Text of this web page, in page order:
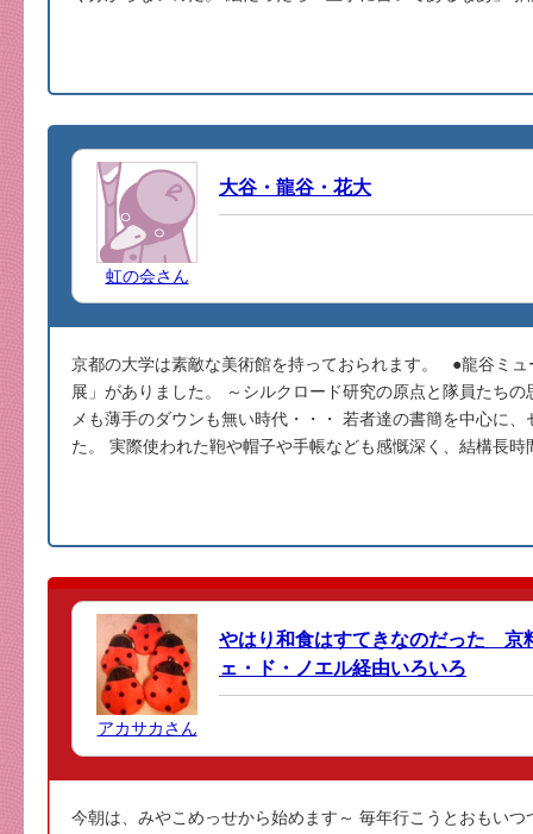
虹の会さん
大谷・龍谷・花大
京都の大学は素敵な美術館を持っておられます。 ●龍谷ミ
展」がありました。 ～シルクロード研究の原点と隊員たち
メも薄手のダウンも無い時代・・・ 若者達の書簡を中心に
た。 実際使われた鞄や帽子や手帳なども感慨深く、結構長時
アカサカさん
やはり和食はすてきなのだった 京
ェ・ド・ノエル経由いろいろ
今朝は、みやこめっせから始めます～ 毎年行こうとおもい